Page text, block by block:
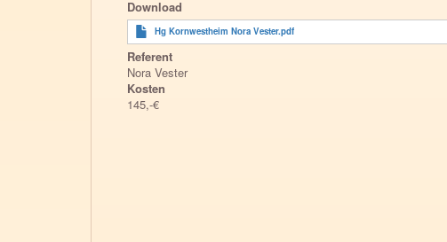
Download
Hg Kornwestheim Nora Vester.pdf
Referent
Nora Vester
Kosten
145,-€